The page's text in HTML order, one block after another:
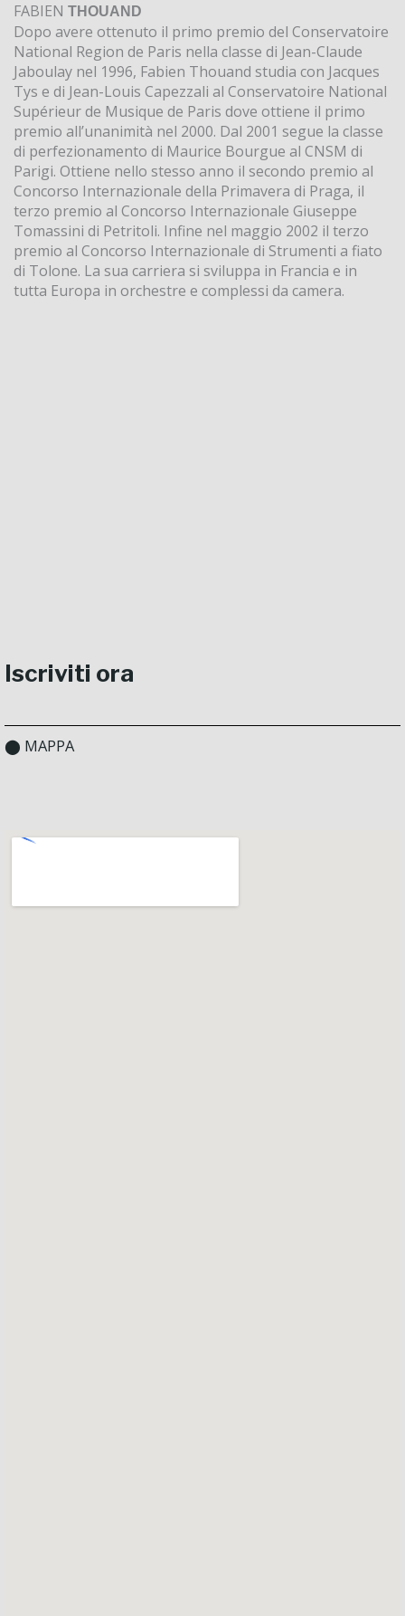
FABIEN THOUAND
Dopo avere ottenuto il primo premio del Conservatoire
National Region de Paris nella classe di Jean-Claude
Jaboulay nel 1996, Fabien Thouand studia con Jacques
Tys e di Jean-Louis Capezzali al Conservatoire National
Supérieur de Musique de Paris dove ottiene il primo
premio all’unanimità nel 2000. Dal 2001 segue la classe
di perfezionamento di Maurice Bourgue al CNSM di
Parigi. Ottiene nello stesso anno il secondo premio al
Concorso Internazionale della Primavera di Praga, il
terzo premio al Concorso Internazionale Giuseppe
Tomassini di Petritoli. Infine nel maggio 2002 il terzo
premio al Concorso Internazionale di Strumenti a fiato
di Tolone. La sua carriera si sviluppa in Francia e in
tutta Europa in orchestre e complessi da camera.
Iscriviti ora
⬤ MAPPA